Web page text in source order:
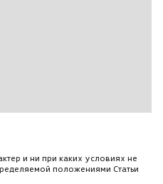
и ни при каких условиях не
положениями Статьи